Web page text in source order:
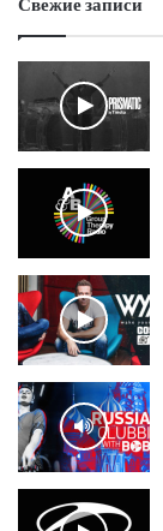
Свежие записи